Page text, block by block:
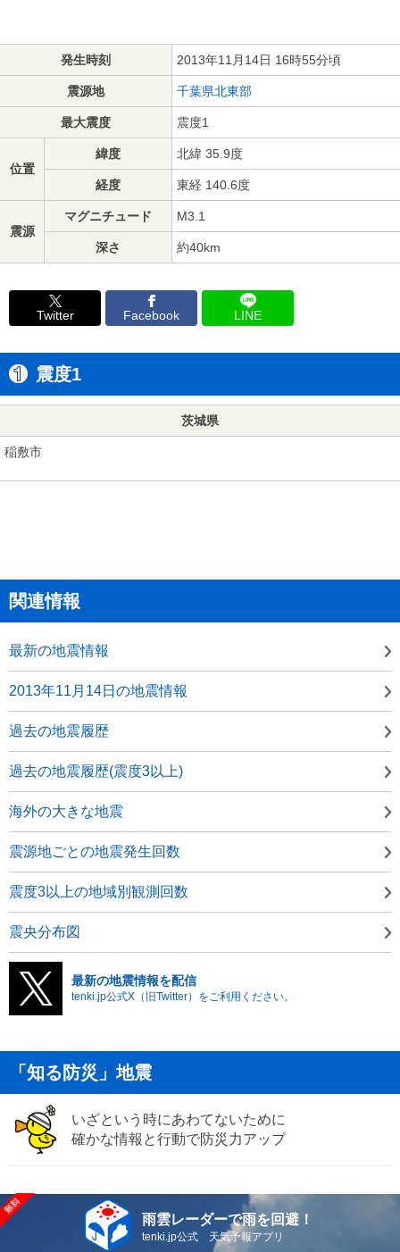
発生時刻 2013年11月14日 16時55分頃
震源地 千葉県北東部
最大震度 震度1
位置
緯度 北緯 35.9度
経度 東経 140.6度
震源
マグニチュード M3.1
深さ 約40km
Twitter Facebook LINE
震度1
茨城県
稲敷市
関連情報
最新の地震情報
2013年11月14日の地震情報
過去の地震履歴
過去の地震履歴(震度3以上)
海外の大きな地震
震源地ごとの地震発生回数
震度3以上の地域別観測回数
震央分布図
最新の地震情報を配信
tenki.jp公式X（旧Twitter）をご利用ください。
「知る防災」地震
いざという時にあわてないために
確かな情報と行動で防災力アップ
雨雲レーダーで雨を回避！
tenki.jp公式 天気予報アプリ